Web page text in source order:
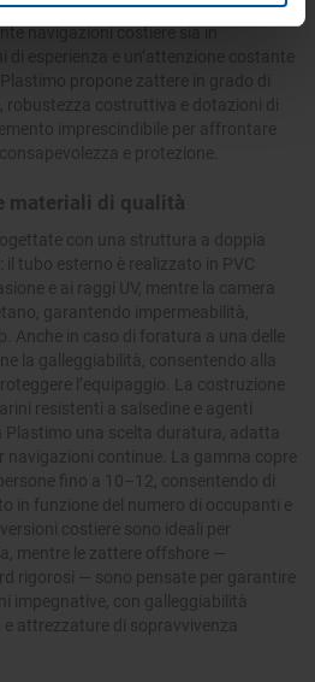
per garantire la massima
navigazioni costiere sia in
propone zattere in grado di
costruttiva e dotazioni di
imprescindibile per affrontare
e protezione.
materiali di qualità
con una struttura a doppia
il tubo esterno è realizzato in PVC
e ai raggi UV, mentre la camera
garantendo impermeabilità,
Anche in caso di foratura a una delle
la galleggiabilità, consentendo alla
l’equipaggio. La costruzione
resistenti a salsedine e agenti
una scelta duratura, adatta
navigazioni continue. La gamma copre
fino a 10–12, consentendo di
in funzione del numero di occupanti e
costiere sono ideali per
mentre le zattere offshore —
rigorosi — sono pensate per garantire
impegnative, con galleggiabilità
attrezzature di sopravvivenza